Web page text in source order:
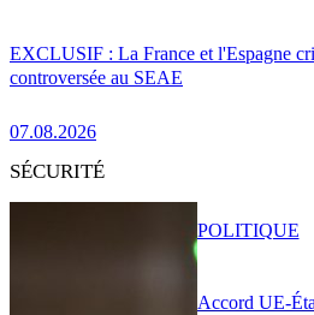
EXCLUSIF : La France et l'Espagne
controversée au SEAE
07.08.2026
SÉCURITÉ
Accord UE-
POLITIQUE